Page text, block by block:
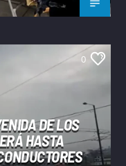
0
DE LOS
HASTA